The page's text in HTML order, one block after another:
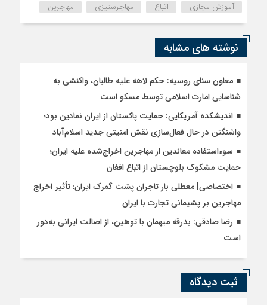
آموزش مجازی اتباع مهاجرستیزی مهاجرین
نوشته های مشابه
معاون سنای روسیه: حکم لاهه علیه طالبان، واکنشی به
شناسایی امارت اسلامی توسط مسکو است
اندیشکده آمریکایی: حمایت پاکستان از ایران نمادین بود؛
واشنگتن در حال فعال‌سازی نقش امنیتی جدید اسلام‌آباد
سوءاستفاده معاندین از مهاجرین اخراج‌شده علیه ایران؛
حمایت مشکوک بلوچستان از اتباع افغان
اختصاصی| معطلی بار تاجران پشت گمرک ایران؛ تأثیر اخراج
مهاجرین بر پشیمانی تجارت با ایران
رضا صادقی: بدرقه میهمان با توهین، از اصالت ایرانی به‌دور
است
ثبت دیدگاه